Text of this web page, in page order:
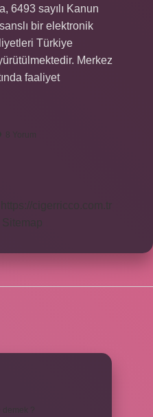
6493 sayılı Kanun
bir elektronik
Türkiye
Merkez
faaliyet
8 Yorum
https://cigerricco.com.tr
Sitemap